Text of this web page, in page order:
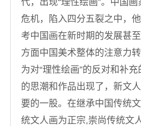
代，出现“理性绘画”。中国
危机，陷入四分五裂之中，
考中国画在新时期的发展甚
方面中国美术整体的注意力
为对“理性绘画”的反对和补
的思潮和作品出现了，新文
要的一股。在继承中国传统
统文人画为正宗,崇尚传统文